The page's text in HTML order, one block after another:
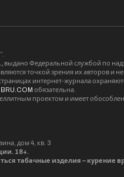
выдано Федеральной службой по
точкой зрения их авторов и
интернет-журнала
обязательна.
проектом и имеет
дом 4, кв. 3
18+.
табачные изделия – курение